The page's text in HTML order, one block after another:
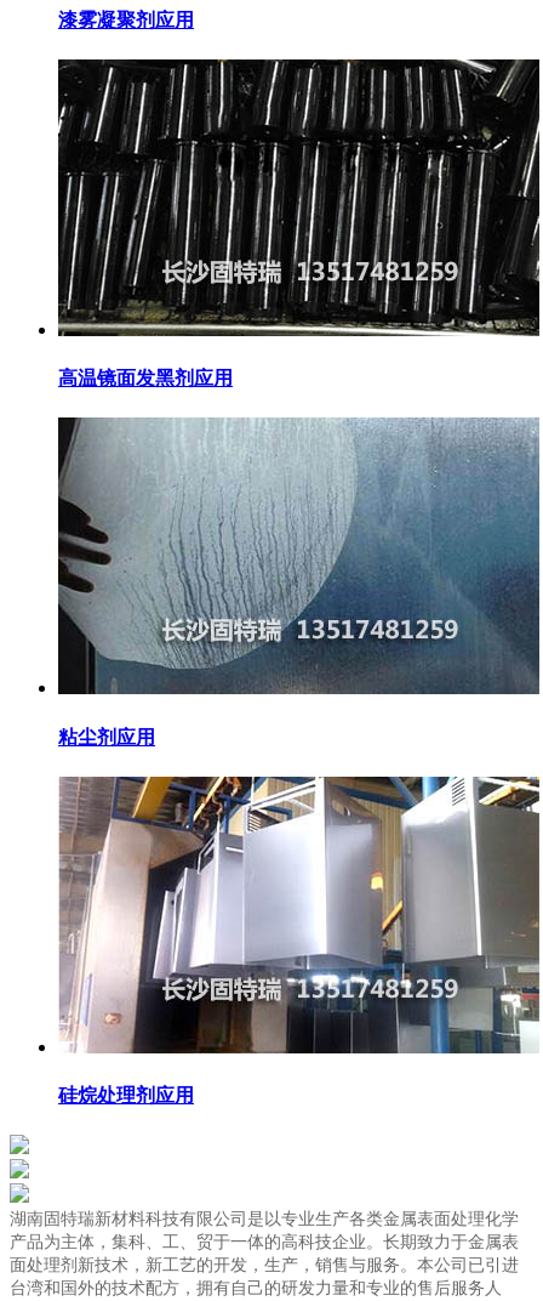
漆雾凝聚剂应用
高温镜面发黑剂应用
粘尘剂应用
硅烷处理剂应用
湖南固特瑞新材料科技有限公司是以专业生产各类金属表面处理化学
产品为主体，集科、工、贸于一体的高科技企业。长期致力于金属表
面处理剂新技术，新工艺的开发，生产，销售与服务。本公司已引进
台湾和国外的技术配方，拥有自己的研发力量和专业的售后服务人